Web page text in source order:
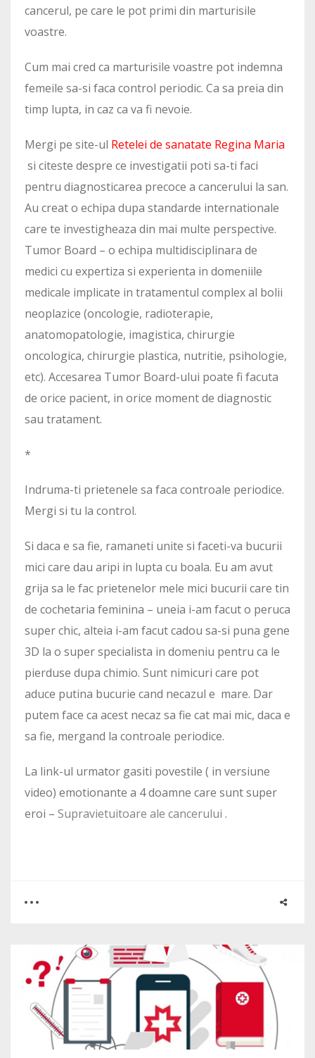
cancerul, pe care le pot primi din marturisile
voastre.
Cum mai cred ca marturisile voastre pot indemna
femeile sa-si faca control periodic. Ca sa preia din
timp lupta, in caz ca va fi nevoie.
Mergi pe site-ul Retelei de sanatate Regina Maria
si citeste despre ce investigatii poti sa-ti faci
pentru diagnosticarea precoce a cancerului la san.
Au creat o echipa dupa standarde internationale
care te investigheaza din mai multe perspective.
Tumor Board – o echipa multidisciplinara de
medici cu expertiza si experienta in domeniile
medicale implicate in tratamentul complex al bolii
neoplazice (oncologie, radioterapie,
anatomopatologie, imagistica, chirurgie
oncologica, chirurgie plastica, nutritie, psihologie,
etc). Accesarea Tumor Board-ului poate fi facuta
de orice pacient, in orice moment de diagnostic
sau tratament.
*
Indruma-ti prietenele sa faca controale periodice.
Mergi si tu la control.
Si daca e sa fie, ramaneti unite si faceti-va bucurii
mici care dau aripi in lupta cu boala. Eu am avut
grija sa le fac prietenelor mele mici bucurii care tin
de cochetaria feminina – uneia i-am facut o peruca
super chic, alteia i-am facut cadou sa-si puna gene
3D la o super specialista in domeniu pentru ca le
pierduse dupa chimio. Sunt nimicuri care pot
aduce putina bucurie cand necazul e mare. Dar
putem face ca acest necaz sa fie cat mai mic, daca e
sa fie, mergand la controale periodice.
La link-ul urmator gasiti povestile ( in versiune
video) emotionante a 4 doamne care sunt super
eroi – Supravietuitoare ale cancerului .